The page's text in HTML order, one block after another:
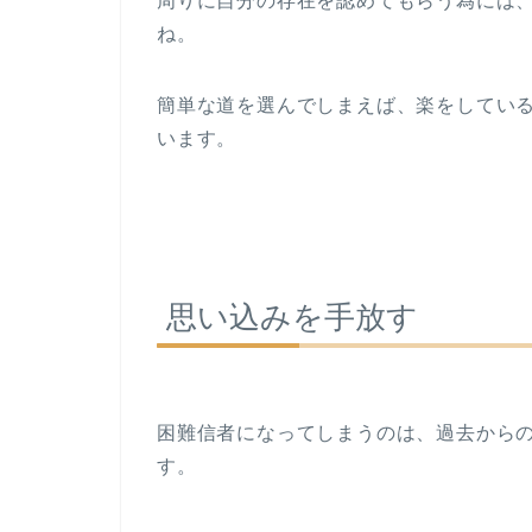
ね。
簡単な道を選んでしまえば、楽をしてい
います。
思い込みを手放す
困難信者になってしまうのは、過去から
す。